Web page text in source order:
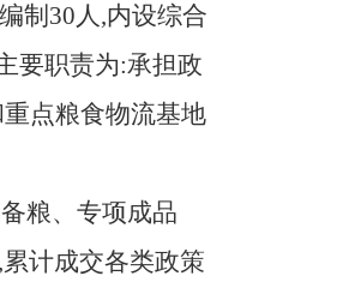
制 30人,内设综合
要职责为:承担政
点粮食物流基地
粮、专项成品
计成交各类政策